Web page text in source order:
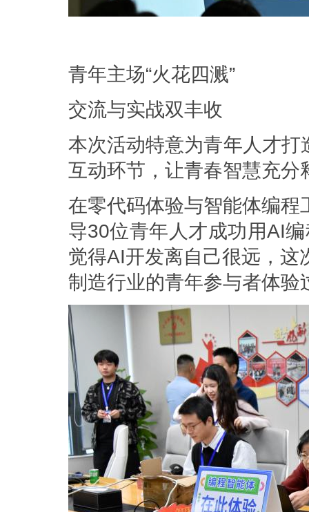
青年主场“火花四溅”
交流与实战双丰收
本次活动特意为青年人才打
互动环节，让青春智慧充分
在零代码体验与智能体编程
导30位青年人才成功用AI
觉得AI开发离自己很远，这
制造行业的青年参与者体验